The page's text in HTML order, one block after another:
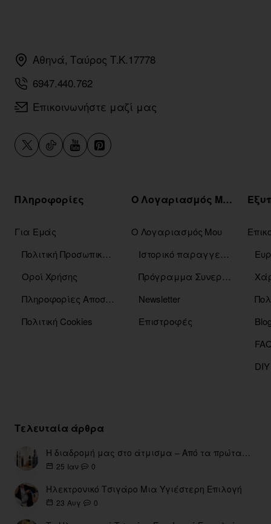
Αθηνά, Ταύρος Τ.Κ.17778
6947.440.762
Επικοινωνήστε μαζί μας
Πληροφορίες
Για Εμάς
Πολιτική Προσωπικών Δεδομένων
Οροί Χρήσης
Πληροφορίες Αποστόλης
Πολιτική Cookies
Ο Λογαριασμός Μου
Ο Λογαριασμός Μου
Ιστορικό παραγγελιών
Πρόγραμμα Συνεργατών
Newsletter
Επιστροφές
Τελευταία άρθρα
Η διαδρομή μας στο άτμισμα – Από τα πρώτα eGo έως τη σύγχρονη εποχή
25 Ιαν 0
Ηλεκτρονικό Τσιγάρο Μια Υγιέστερη Επιλογή
23 Αυγ 0